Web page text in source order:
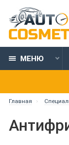
МЕНЮ
Главная